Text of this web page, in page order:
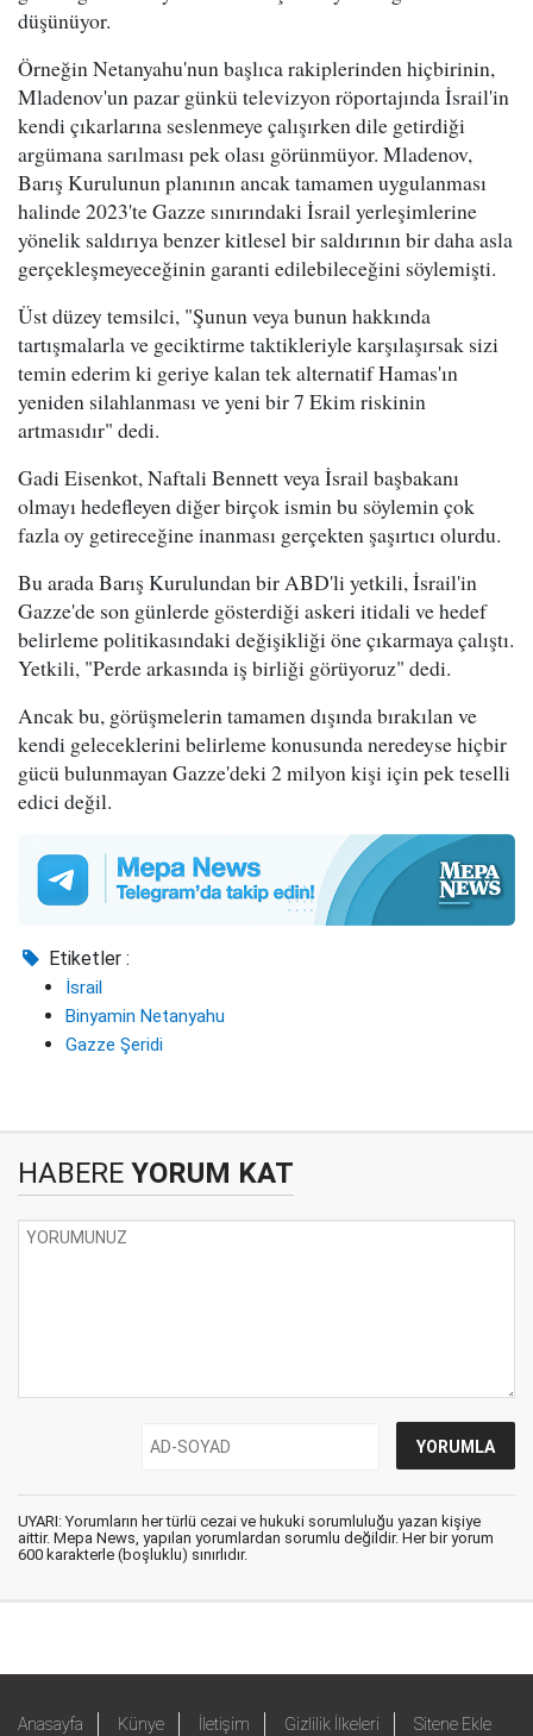
düşünüyor.
Örneğin Netanyahu'nun başlıca rakiplerinden hiçbirinin,
Mladenov'un pazar günkü televizyon röportajında İsrail'in
kendi çıkarlarına seslenmeye çalışırken dile getirdiği
argümana sarılması pek olası görünmüyor. Mladenov,
Barış Kurulunun planının ancak tamamen uygulanması
halinde 2023'te Gazze sınırındaki İsrail yerleşimlerine
yönelik saldırıya benzer kitlesel bir saldırının bir daha asla
gerçekleşmeyeceğinin garanti edilebileceğini söylemişti.
Üst düzey temsilci, "Şunun veya bunun hakkında
tartışmalarla ve geciktirme taktikleriyle karşılaşırsak sizi
temin ederim ki geriye kalan tek alternatif Hamas'ın
yeniden silahlanması ve yeni bir 7 Ekim riskinin
artmasıdır" dedi.
Gadi Eisenkot, Naftali Bennett veya İsrail başbakanı
olmayı hedefleyen diğer birçok ismin bu söylemin çok
fazla oy getireceğine inanması gerçekten şaşırtıcı olurdu.
Bu arada Barış Kurulundan bir ABD'li yetkili, İsrail'in
Gazze'de son günlerde gösterdiği askeri itidali ve hedef
belirleme politikasındaki değişikliği öne çıkarmaya çalıştı.
Yetkili, "Perde arkasında iş birliği görüyoruz" dedi.
Ancak bu, görüşmelerin tamamen dışında bırakılan ve
kendi geleceklerini belirleme konusunda neredeyse hiçbir
gücü bulunmayan Gazze'deki 2 milyon kişi için pek teselli
edici değil.
Etiketler :
İsrail
Binyamin Netanyahu
Gazze Şeridi
HABERE YORUM KAT
UYARI: Yorumların her türlü cezai ve hukuki sorumluluğu yazan kişiye
aittir. Mepa News, yapılan yorumlardan sorumlu değildir. Her bir yorum
600 karakterle (boşluklu) sınırlıdır.
Anasayfa Künye İletişim Gizlilik İlkeleri Sitene Ekle